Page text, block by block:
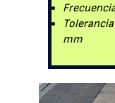
mm